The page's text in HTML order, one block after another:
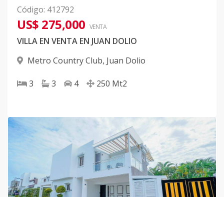
Código: 412792
US$ 275,000 VENTA
VILLA EN VENTA EN JUAN DOLIO
Metro Country Club, Juan Dolio
3 3 4 250 Mt2